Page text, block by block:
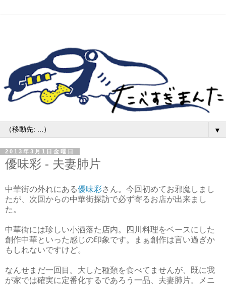
▼
2013年3月1日金曜日
優味彩 - 夫妻肺片
中華街の外れにある優味彩さん。今回初めてお邪魔しまし
たが、次回からの中華街探訪で必ず寄るお店が出来まし
た。
中華街には珍しい小洒落た店内。四川料理をベースにした
創作中華といった感じの印象です。まぁ創作は言い過ぎか
もしれないですけど。
なんせまだ一回目。大した種類を食べてませんが、既に我
が家では確実に定番化するであろう一品、夫妻肺片。メニ